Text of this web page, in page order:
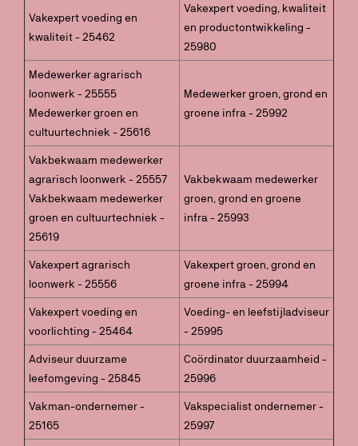
Vakexpert voeding en
kwaliteit - 25462
Vakexpert voeding, kwaliteit
en productontwikkeling -
25980
Medewerker agrarisch
loonwerk - 25555
Medewerker groen en
cultuurtechniek - 25616
Medewerker groen, grond en
groene infra - 25992
Vakbekwaam medewerker
agrarisch loonwerk - 25557
Vakbekwaam medewerker
groen en cultuurtechniek -
25619
Vakbekwaam medewerker
groen, grond en groene
infra - 25993
Vakexpert agrarisch
loonwerk - 25556
Vakexpert groen, grond en
groene infra - 25994
Vakexpert voeding en
voorlichting - 25464
Voeding- en leefstijladviseur
- 25995
Adviseur duurzame
leefomgeving - 25845
Coördinator duurzaamheid -
25996
Vakman-ondernemer -
25165
Vakspecialist ondernemer -
25997